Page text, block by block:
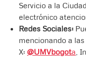
Servicio a la
electrónico
Redes Sociales:
mencionando a
X: @UMVbogota,